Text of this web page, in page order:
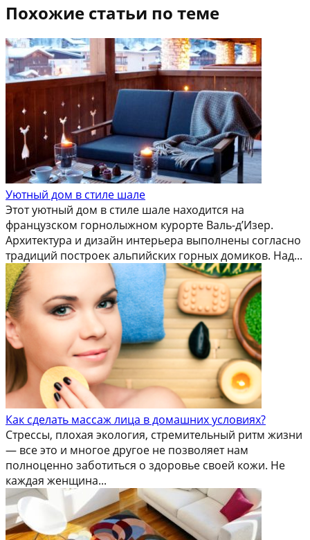
Похожие статьи по теме
Уютный дом в стиле шале
Этот уютный дом в стиле шале находится на
французском горнолыжном курорте Валь-д’Изер.
Архитектура и дизайн интерьера выполнены согласно
традиций построек альпийских горных домиков. Над...
Как сделать массаж лица в домашних условиях?
Стрессы, плохая экология, стремительный ритм жизни
— все это и многое другое не позволяет нам
полноценно заботиться о здоровье своей кожи. Не
каждая женщина...